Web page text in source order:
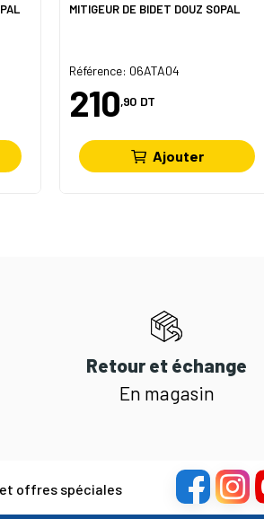
MITIGEUR DE BIDET DOUZ SOPAL
Référence: 06ATA04
210,90 DT
Ajouter
Retour et échange
En magasin
offres spéciales